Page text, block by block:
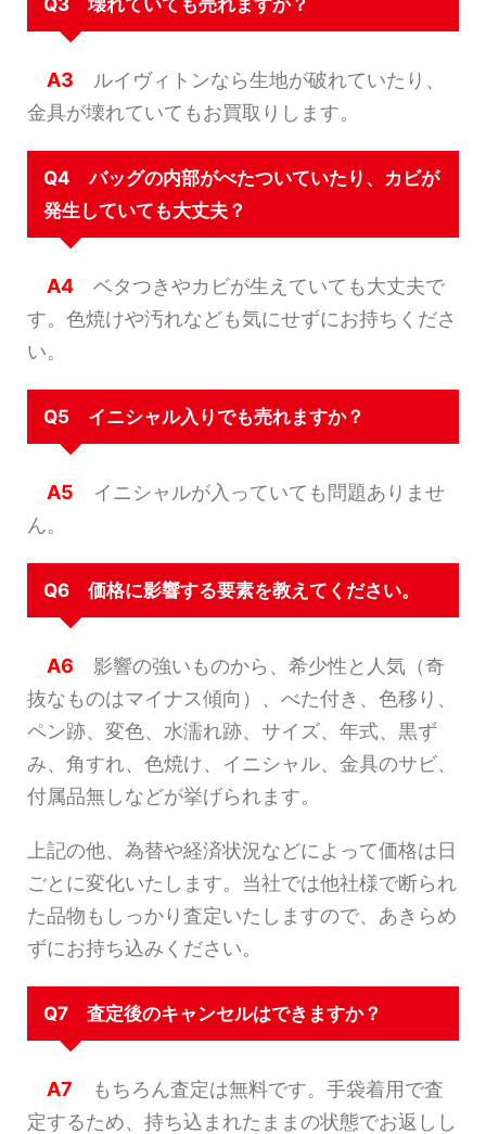
A3 ルイヴィトンなら生地が破れていたり、
金具が壊れていてもお買取りします。
Q4 バッグの内部がべたついていたり、カビが
発生していても大丈夫？
A4 ベタつきやカビが生えていても大丈夫で
す。色焼けや汚れなども気にせずにお持ちくださ
い。
Q5 イニシャル入りでも売れますか？
A5 イニシャルが入っていても問題ありませ
ん。
Q6 価格に影響する要素を教えてください。
A6 影響の強いものから、希少性と人気（奇
抜なものはマイナス傾向）、べた付き、色移り、
ペン跡、変色、水濡れ跡、サイズ、年式、黒ず
み、角すれ、色焼け、イニシャル、金具のサビ、
付属品無しなどが挙げられます。
上記の他、為替や経済状況などによって価格は日
ごとに変化いたします。当社では他社様で断られ
た品物もしっかり査定いたしますので、あきらめ
ずにお持ち込みください。
Q7 査定後のキャンセルはできますか？
A7 もちろん査定は無料です。手袋着用で査
定するため、持ち込まれたままの状態でお返しし